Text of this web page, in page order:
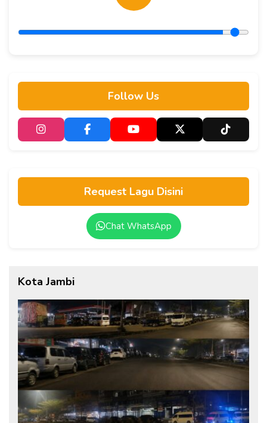
Follow Us
Request Lagu Disini
Chat WhatsApp
Kota Jambi